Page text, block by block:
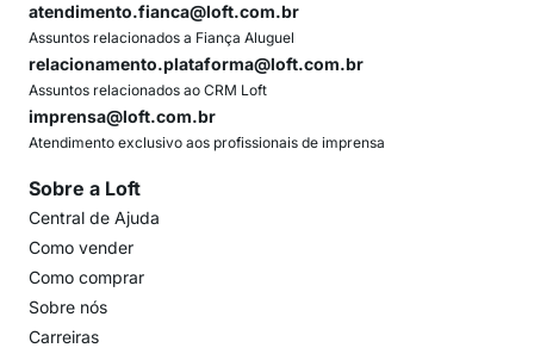
atendimento.fianca@loft.com.br
Assuntos relacionados a Fiança Aluguel
relacionamento.plataforma@loft.com.br
Assuntos relacionados ao CRM Loft
imprensa@loft.com.br
Atendimento exclusivo aos profissionais de imprensa
Sobre a Loft
Central de Ajuda
Como vender
Como comprar
Sobre nós
Carreiras